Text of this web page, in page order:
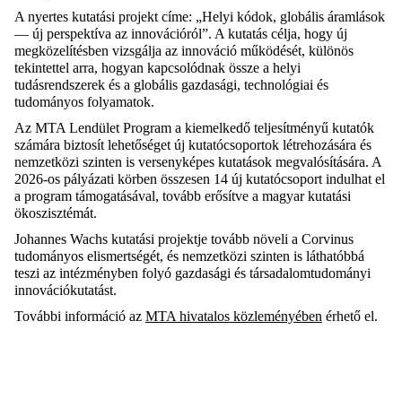
A nyertes kutatási projekt címe: „Helyi kódok, globális áramlások
— új perspektíva az innovációról”. A kutatás célja, hogy új
megközelítésben vizsgálja az innováció működését, különös
tekintettel arra, hogyan kapcsolódnak össze a helyi
tudásrendszerek és a globális gazdasági, technológiai és
tudományos folyamatok.
Az MTA Lendület Program a kiemelkedő teljesítményű kutatók
számára biztosít lehetőséget új kutatócsoportok létrehozására és
nemzetközi szinten is versenyképes kutatások megvalósítására. A
2026-os pályázati körben összesen 14 új kutatócsoport indulhat el
a program támogatásával, tovább erősítve a magyar kutatási
ökoszisztémát.
Johannes Wachs kutatási projektje tovább növeli a Corvinus
tudományos elismertségét, és nemzetközi szinten is láthatóbbá
teszi az intézményben folyó gazdasági és társadalomtudományi
innovációkutatást.
További információ az MTA hivatalos közleményében érhető el.